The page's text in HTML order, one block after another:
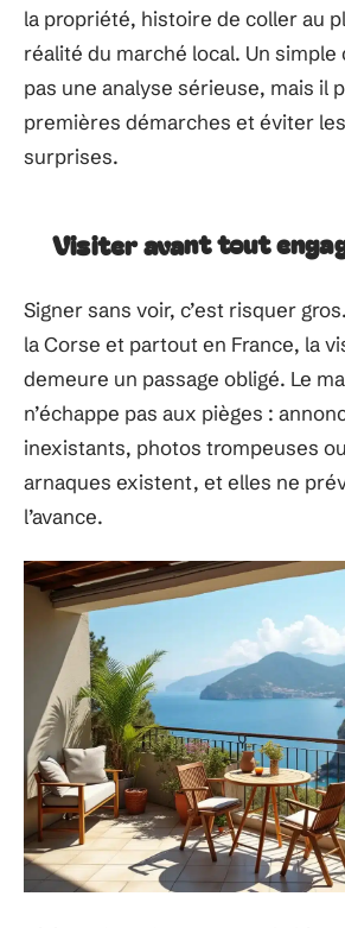
la propriété, histoire de coller au
réalité du marché local. Un simple
pas une analyse sérieuse, mais il
premières démarches et éviter
surprises.
Visiter avant tout
Signer sans voir, c’est risquer
la Corse et partout en France, la
demeure un passage obligé. Le
n’échappe pas aux pièges :
inexistants, photos trompeuses
arnaques existent, et elles ne
l’avance.